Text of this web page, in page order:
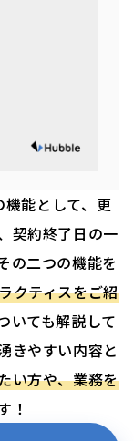
能として、更
契約終了日の一
の二つの機能を
クティスをご紹
いても解説して
きやすい内容と
い方や、業務を
！